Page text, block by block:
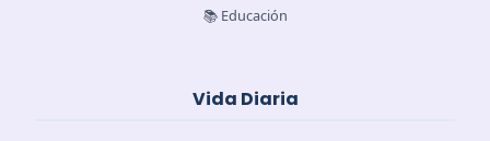
📚 Educación
Vida Diaria